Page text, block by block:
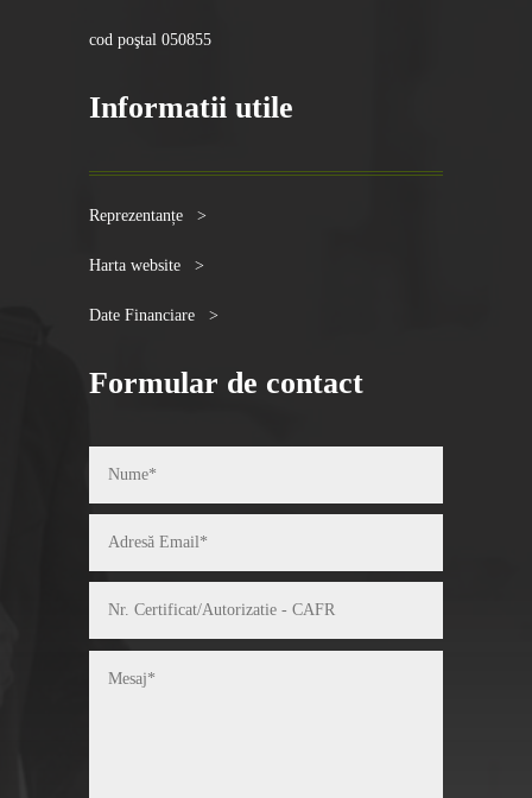
cod poştal 050855
Informatii utile
Reprezentanțe >
Harta website >
Date Financiare >
Formular de contact